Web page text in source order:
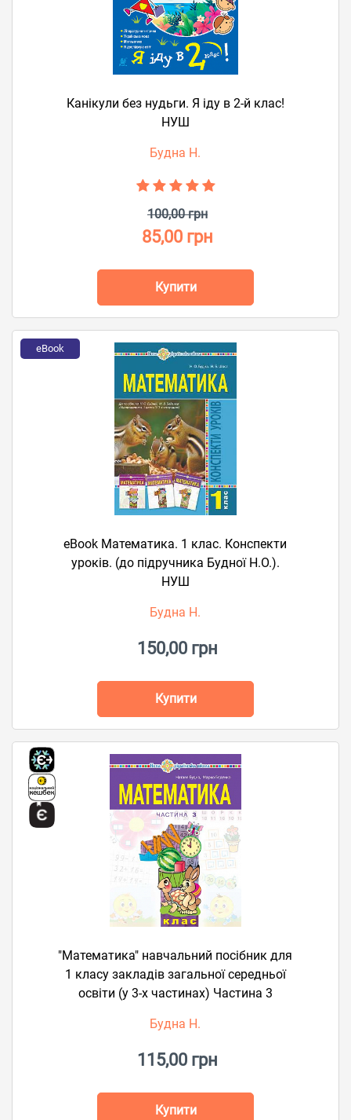
Канікули без нудьги. Я іду в 2-й клас!
НУШ
Будна Н.
100,00 грн
85,00 грн
Купити
eBook
eBook Математика. 1 клас. Конспекти
уроків. (до підручника Будної Н.О.).
НУШ
Будна Н.
150,00 грн
Купити
"Математика" навчальний посібник для
1 класу закладів загальної середньої
освіти (у 3-х частинах) Частина 3
Будна Н.
115,00 грн
Купити